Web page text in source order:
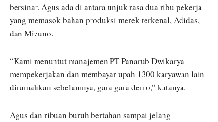
bersinar. Agus ada di antara unjuk rasa dua ribu pekerja
yang memasok bahan produksi merek terkenal, Adidas,
dan Mizuno.
“Kami menuntut manajemen PT Panarub Dwikarya
mempekerjakan dan membayar upah 1300 karyawan lain
dirumahkan sebelumnya, gara gara demo,” katanya.
Agus dan ribuan buruh bertahan sampai jelang